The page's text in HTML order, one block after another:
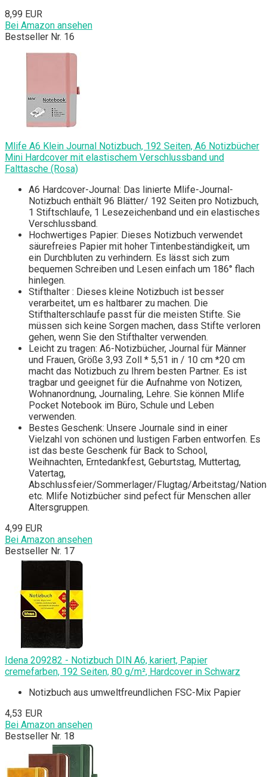
8,99 EUR
Bei Amazon ansehen
Bestseller Nr. 16
Mlife A6 Klein Journal Notizbuch, 192 Seiten, A6 Notizbücher
Mini Hardcover mit elastischem Verschlussband und
Falttasche (Rosa)
A6 Hardcover-Journal: Das linierte Mlife-Journal-
Notizbuch enthält 96 Blätter/ 192 Seiten pro Notizbuch,
1 Stiftschlaufe, 1 Lesezeichenband und ein elastisches
Verschlussband.
Hochwertiges Papier: Dieses Notizbuch verwendet
säurefreies Papier mit hoher Tintenbeständigkeit, um
ein Durchbluten zu verhindern. Es lässt sich zum
bequemen Schreiben und Lesen einfach um 186° flach
hinlegen.
Stifthalter : Dieses kleine Notizbuch ist besser
verarbeitet, um es haltbarer zu machen. Die
Stifthalterschlaufe passt für die meisten Stifte. Sie
müssen sich keine Sorgen machen, dass Stifte verloren
gehen, wenn Sie den Stifthalter verwenden.
Leicht zu tragen: A6-Notizbücher, Journal für Männer
und Frauen, Größe 3,93 Zoll * 5,51 in / 10 cm *20 cm
macht das Notizbuch zu Ihrem besten Partner. Es ist
tragbar und geeignet für die Aufnahme von Notizen,
Wohnanordnung, Journaling, Lehre. Sie können Mlife
Pocket Notebook im Büro, Schule und Leben
verwenden.
Bestes Geschenk: Unsere Journale sind in einer
Vielzahl von schönen und lustigen Farben entworfen. Es
ist das beste Geschenk für Back to School,
Weihnachten, Erntedankfest, Geburtstag, Muttertag,
Vatertag,
Abschlussfeier/Sommerlager/Flugtag/Arbeitstag/
etc. Mlife Notizbücher sind pefect für Menschen aller
Altersgruppen.
4,99 EUR
Bei Amazon ansehen
Bestseller Nr. 17
Idena 209282 - Notizbuch DIN A6, kariert, Papier
cremefarben, 192 Seiten, 80 g/m², Hardcover in Schwarz
Notizbuch aus umweltfreundlichen FSC-Mix Papier
4,53 EUR
Bei Amazon ansehen
Bestseller Nr. 18